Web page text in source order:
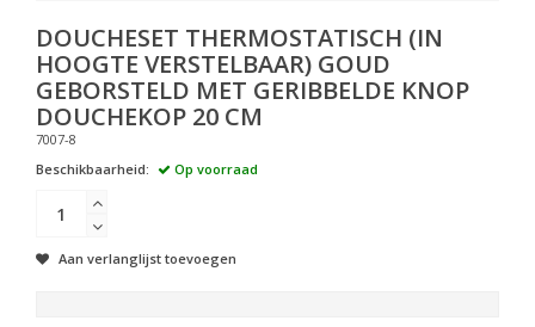
DOUCHESET THERMOSTATISCH (IN
HOOGTE VERSTELBAAR) GOUD
GEBORSTELD MET GERIBBELDE KNOP
DOUCHEKOP 20 CM
7007-8
Beschikbaarheid:
Op voorraad
Aan verlanglijst toevoegen